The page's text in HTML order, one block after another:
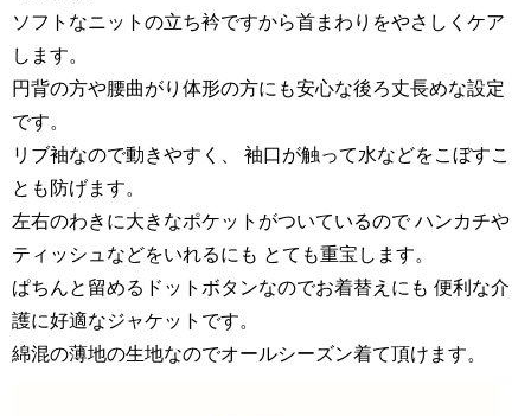
ソフトなニットの立ち衿ですから首まわりをやさしくケア
します。
円背の方や腰曲がり体形の方にも安心な後ろ丈長めな設定
です。
リブ袖なので動きやすく、 袖口が触って水などをこぼすこ
とも防げます。
左右のわきに大きなポケットがついているので ハンカチや
ティッシュなどをいれるにも とても重宝します。
ぱちんと留めるドットボタンなのでお着替えにも 便利な介
護に好適なジャケットです。
綿混の薄地の生地なのでオールシーズン着て頂けます。